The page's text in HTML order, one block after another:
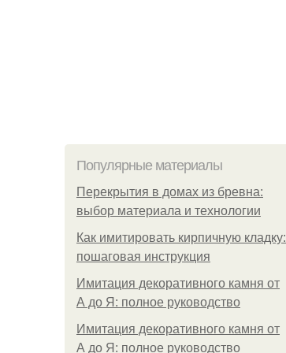
Популярные материалы
Перекрытия в домах из бревна:
выбор материала и технологии
Как имитировать кирпичную кладку:
пошаговая инструкция
Имитация декоративного камня от
А до Я: полное руководство
Имитация декоративного камня от
А до Я: полное руководство